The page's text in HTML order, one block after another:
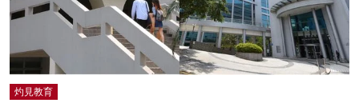
灼見教育